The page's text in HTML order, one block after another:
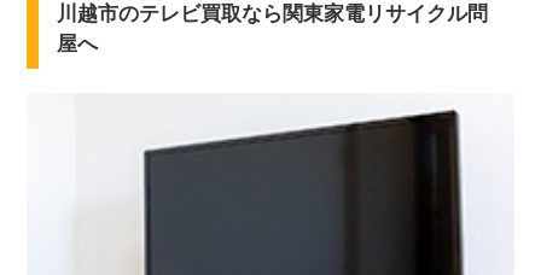
川越市のテレビ買取なら関東家電リサイクル問
屋へ